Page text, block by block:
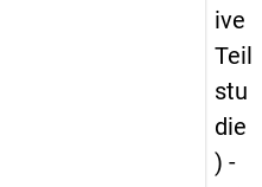
ive
Teil
stu
die
) -